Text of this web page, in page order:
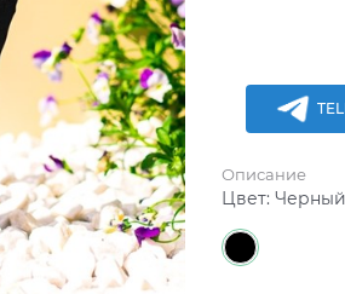
Описание
Цвет:Черный